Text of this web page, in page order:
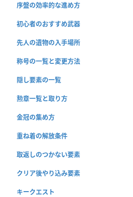
序盤の効率的な進め方
初心者のおすすめ武器
先人の遺物の入手場所
称号の一覧と変更方法
隠し要素の一覧
勲章一覧と取り方
金冠の集め方
重ね着の解放条件
取返しのつかない要素
クリア後やり込み要素
キークエスト